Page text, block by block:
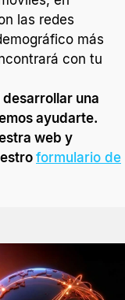
las redes
más
con tu
una
ayudarte.
web y
formulario de